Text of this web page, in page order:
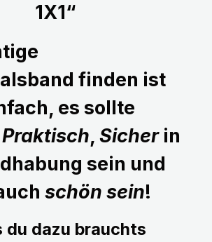
1X1“
finden ist
es sollte
Praktisch, Sicherin
sein und
schön sein!
du dazu brauchts